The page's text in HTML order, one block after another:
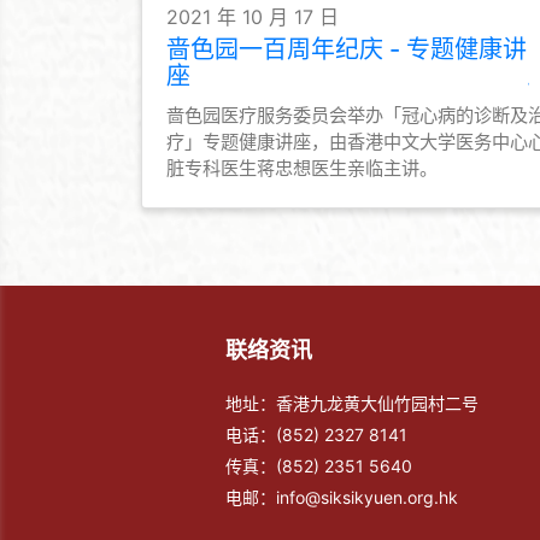
2021 年 10 月 17 日
啬色园一百周年纪庆 - 专题健康讲
座
啬色园医疗服务委员会举办「冠心病的诊断及
疗」专题健康讲座，由香港中文大学医务中心
脏专科医生蒋忠想医生亲临主讲。
联络资讯
地址：香港九龙黄大仙竹园村二号
电话： (852) 2327 8141
传真： (852) 2351 5640
电邮： info@siksikyuen.org.hk